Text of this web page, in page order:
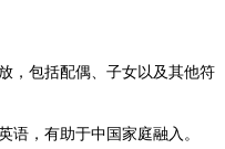
，包括配偶、子女以及其他符
语，有助于中国家庭融入。